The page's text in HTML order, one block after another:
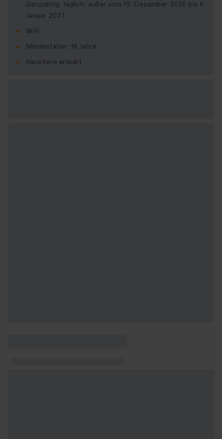
Ganzjährig, täglich, außer vom 19. Dezember 2026 bis 6.
Januar 2027
WiFi
Mindestalter: 18 Jahre
Haustiere erlaubt